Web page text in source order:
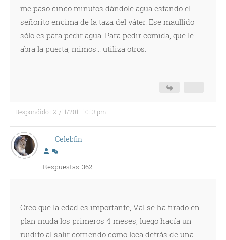
me paso cinco minutos dándole agua estando el
señorito encima de la taza del váter. Ese maullido
sólo es para pedir agua. Para pedir comida, que le
abra la puerta, mimos... utiliza otros.
Respondido : 21/11/2011 10:13 pm
Celebfin
Respuestas: 362
Creo que la edad es importante, Val se ha tirado en
plan muda los primeros 4 meses, luego hacía un
ruidito al salir corriendo como loca detrás de una